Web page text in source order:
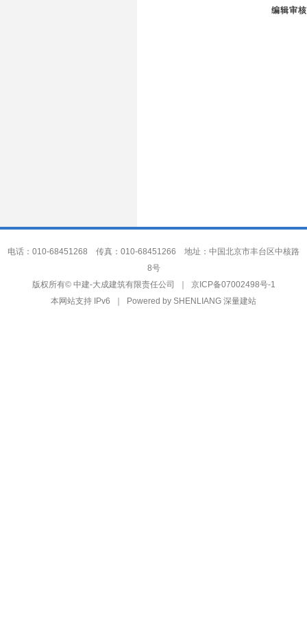
编辑审
电话：010-68451268 传真：010-68451266 地址：中国北京市丰台区中核路
8号
版权所有© 中建-大成建筑有限责任公司
京ICP备07002498号-1
本网站支持 IPv6 ｜ Powered by SHENLIANG 深量建站